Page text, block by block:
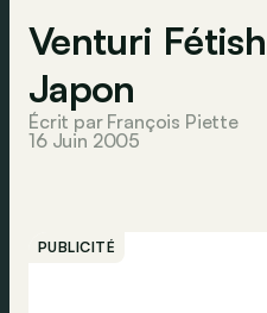
Venturi
Japon
Écrit par François Piette
16 Juin 2005
PUBLICITÉ